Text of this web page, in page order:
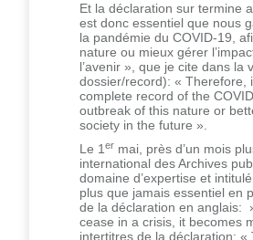
Et la déclaration sur termine
est donc essentiel que nous
la pandémie du COVID-19,
nature ou mieux gérer
l’avenir », que je cite dans
dossier/record): « Therefore,
complete record of the
outbreak of this nature or
society in the future ».
Le 1 er mai, près d’un mois
international des Archives
domaine d’expertise et
plus que jamais essentiel en
de la déclaration en anglais:
cease in a crisis, it becomes
intertitres de la déclaration: